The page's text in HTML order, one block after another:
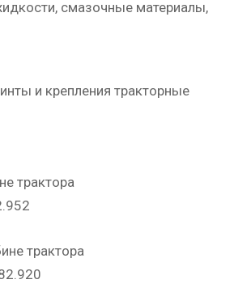
смазочные материалы,
и крепления тракторные
трактора
трактора